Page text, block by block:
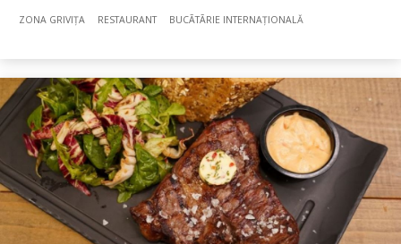
ZONA GRIVIȚA RESTAURANT BUCÃTÃRIE INTERNAȚIONALĂ